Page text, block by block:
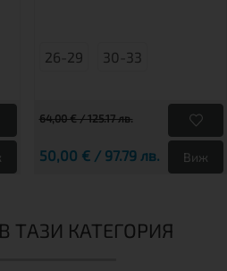
26-29 30-33
64,00 € / 125.17 лв.
50,00 € / 97.79 лв. Виж
ТАЗИ КАТЕГОРИЯ